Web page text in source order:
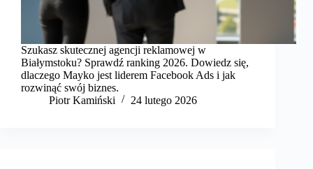
Szukasz skutecznej agencji reklamowej w
Białymstoku? Sprawdź ranking 2026. Dowiedz się,
dlaczego Mayko jest liderem Facebook Ads i jak
rozwinąć swój biznes.
Piotr Kamiński
24 lutego 2026